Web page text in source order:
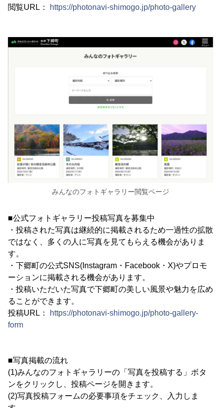
閲覧URL：
https://photonavi-shimogo.jp/photo-gallery
みんなのフォトギャラリー閲覧ページ
■公式フォトギャラリー投稿写真を募集中
・投稿された写真は継続的に掲載されるため一過性の拡散
ではなく、多くの人に写真を見てもらえる機会がありま
す。
・下郷町の公式SNS(Instagram・Facebook・X)やプロモ
ーションに掲載される機会があります。
・投稿いただいた写真で下郷町の美しい風景や魅力を広め
ることができます。
投稿URL：
https://photonavi-shimogo.jp/photo-gallery-
form
■写真掲載の流れ
(1)みんなのフォトギャラリーの「写真を投稿する」ボタ
ンをクリックし、投稿ページを開きます。
(2)写真投稿フォームの必要事項をチェック、入力しま